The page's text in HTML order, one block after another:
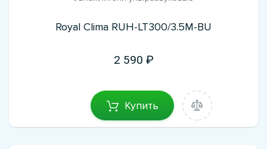
Royal Clima RUH-LT300/3.5M-BU
2 590
Купить